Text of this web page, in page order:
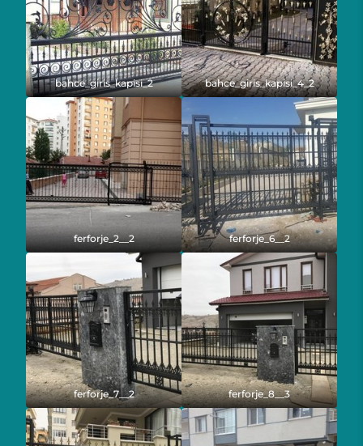
bahce_giris_kapisi_2 bahce_giris_kapisi_4_2
ferforje_2__2 ferforje_6__2
ferforje_7__2 ferforje_8__3